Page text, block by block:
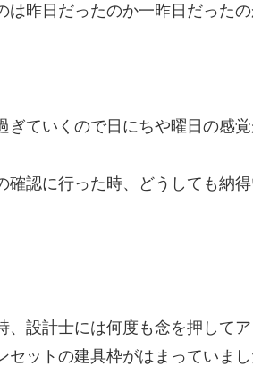
は昨日だったのか一昨日だった
ていくので日にちや曜日の感覚
確認に行った時、どうしても納
、設計士には何度も念を押して
ットの建具枠がはまっていまし